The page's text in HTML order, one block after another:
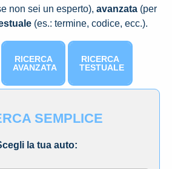
non sei un esperto), avanzata (per
(es.: termine, codice, ecc.).
RICERCA
AVANZATA
RICERCA
TESTUALE
SEMPLICE
la tua auto: